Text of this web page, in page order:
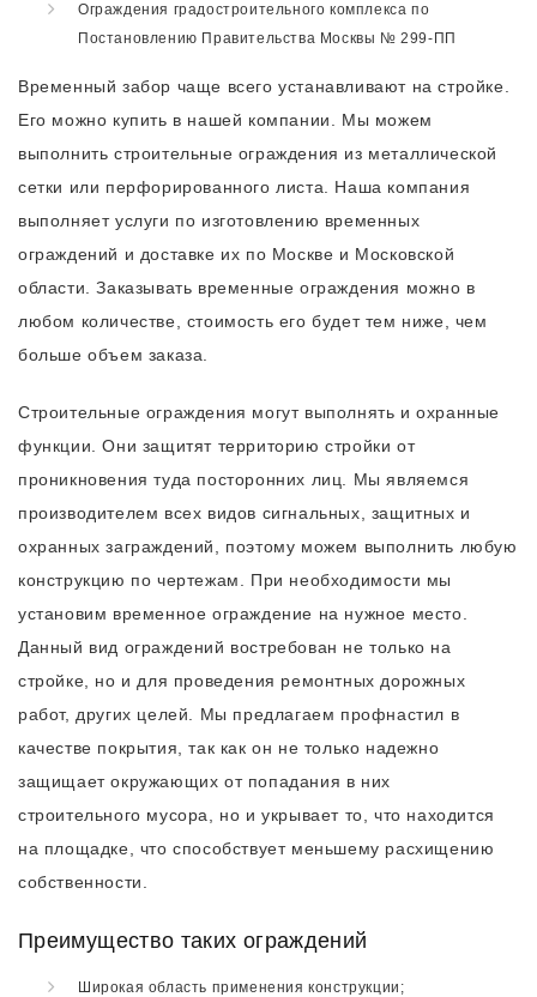
Ограждения градостроительного комплекса по
Постановлению Правительства Москвы № 299-ПП
Временный забор чаще всего устанавливают на стройке.
Его можно купить в нашей компании. Мы можем
выполнить строительные ограждения из металлической
сетки или перфорированного листа. Наша компания
выполняет услуги по изготовлению временных
ограждений и доставке их по Москве и Московской
области. Заказывать временные ограждения можно в
любом количестве, стоимость его будет тем ниже, чем
больше объем заказа.
Строительные ограждения могут выполнять и охранные
функции. Они защитят территорию стройки от
проникновения туда посторонних лиц. Мы являемся
производителем всех видов сигнальных, защитных и
охранных заграждений, поэтому можем выполнить любую
конструкцию по чертежам. При необходимости мы
установим временное ограждение на нужное место.
Данный вид ограждений востребован не только на
стройке, но и для проведения ремонтных дорожных
работ, других целей. Мы предлагаем профнастил в
качестве покрытия, так как он не только надежно
защищает окружающих от попадания в них
строительного мусора, но и укрывает то, что находится
на площадке, что способствует меньшему расхищению
собственности.
Преимущество таких ограждений
Широкая область применения конструкции;